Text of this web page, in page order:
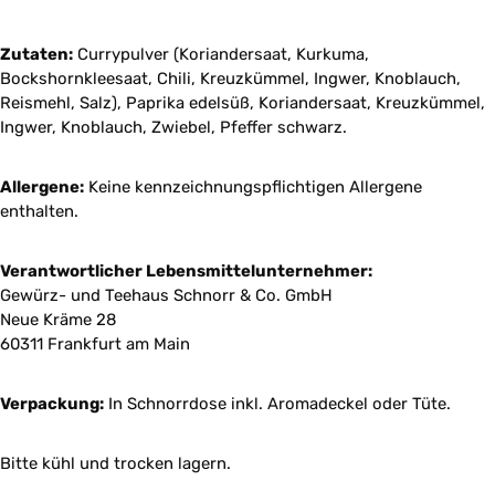
Zutaten: Currypulver (Koriandersaat, Kurkuma,
Bockshornkleesaat, Chili, Kreuzkümmel, Ingwer, Knoblauch,
Reismehl, Salz), Paprika edelsüß, Koriandersaat, Kreuzkümmel,
Ingwer, Knoblauch, Zwiebel, Pfeffer schwarz.
Allergene: Keine kennzeichnungspflichtigen Allergene
enthalten.
Verantwortlicher Lebensmittelunternehmer:
Gewürz- und Teehaus Schnorr & Co. GmbH
Neue Kräme 28
60311 Frankfurt am Main
Verpackung: In Schnorrdose inkl. Aromadeckel oder Tüte.
Bitte kühl und trocken lagern.